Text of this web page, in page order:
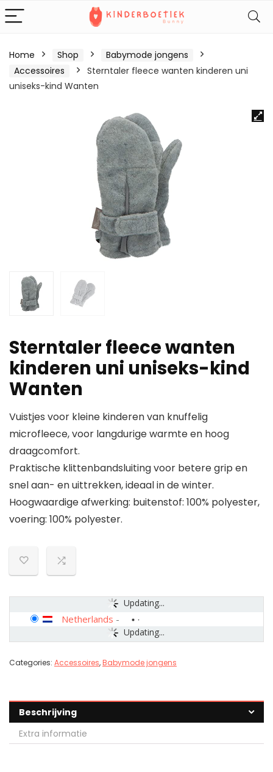
Home Shop
Babymode jongens
Accessoires
Sterntaler fleece wanten kinderen uni
uniseks-kind Wanten
Sterntaler fleece wanten
kinderen uni uniseks-kind
Wanten
Vuistjes voor kleine kinderen van knuffelig
microfleece, voor langdurige warmte en hoog
draagcomfort.
Praktische klittenbandsluiting voor betere grip en
snel aan- en uittrekken, ideaal in de winter.
Hoogwaardige afwerking: buitenstof: 100% polyester,
voering: 100% polyester.
Updating...
Updating...
Netherlands -
Categories: Accessoires,Babymode jongens
Beschrijving
Extra informatie